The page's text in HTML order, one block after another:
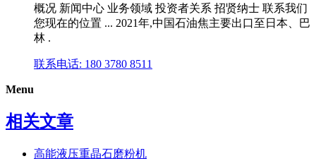
概况 新闻中心 业务领域 投资者关系 招贤纳士 联系我们
您现在的位置 ... 2021年,中国石油焦主要出口至日本、巴
林 .
联系电话: 180 3780 8511
Menu
相关文章
高能液压重晶石磨粉机